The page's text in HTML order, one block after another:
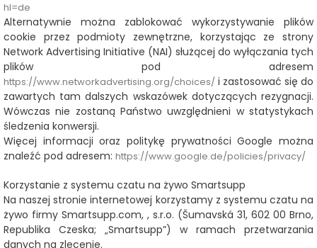
hl=de
Alternatywnie można zablokować wykorzystywanie plików
cookie przez podmioty zewnętrzne, korzystając ze strony
Network Advertising Initiative (NAI) służącej do wyłączania tych
plików pod adresem
https://www.networkadvertising.org/choices/ i zastosować się do
zawartych tam dalszych wskazówek dotyczących rezygnacji.
Wówczas nie zostaną Państwo uwzględnieni w statystykach
śledzenia konwersji.
Więcej informacji oraz politykę prywatności Google można
znaleźć pod adresem: https://www.google.de/policies/privacy/
Korzystanie z systemu czatu na żywo Smartsupp
Na naszej stronie internetowej korzystamy z systemu czatu na
żywo firmy Smartsupp.com, , s.r.o. (Šumavská 31, 602 00 Brno,
Republika Czeska; „Smartsupp”) w ramach przetwarzania
danych na zlecenie.